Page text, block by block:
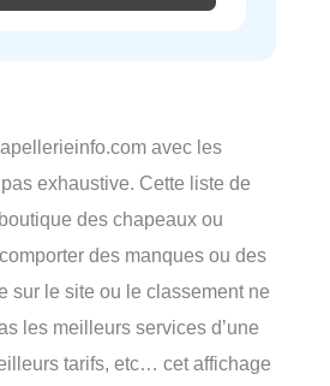
avec les
exhaustive. Cette liste de
des chapeaux ou
des manques ou des
sur le site ou le classement ne
les meilleurs services d’une
tarifs, etc… cet affichage